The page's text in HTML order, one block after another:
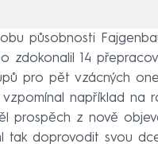
působnosti
zdokonalil 14
pro pět vzácných
vzpomínal například na
prospěch z nově
tak doprovodit svou